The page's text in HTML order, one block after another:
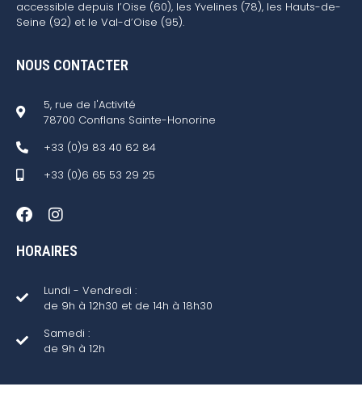
accessible depuis l’Oise (60), les Yvelines (78), les Hauts-de-
Seine (92) et le Val-d’Oise (95).
NOUS CONTACTER
5, rue de l'Activité
78700 Conflans Sainte-Honorine
+33 (0)9 83 40 62 84
+33 (0)6 65 53 29 25
HORAIRES
Lundi - Vendredi :
de 9h à 12h30 et de 14h à 18h30
Samedi :
de 9h à 12h